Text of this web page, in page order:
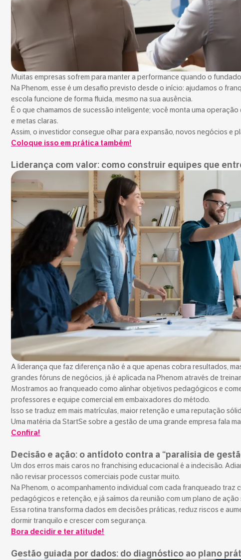
Muitas empresas sofrem para manter a performance quando o
Na Phenom, esse é um desafio previsto desde o início: ajudamos o
escola funcione de forma fluida, mesmo na sua ausência.
É o que chamamos de sucessão inteligente; você monta uma
e metas claras.
Assim, o investidor consegue olhar para expansão, novos negócios e
Coloque isso em prática também!
Liderança com valor: como construir equipes que
A liderança que faz diferença não é a que apenas cobra resultados,
grandes fóruns de negócios, já é aplicada na Phenom através de
Mostramos ao franqueado como alinhar objetivos pedagógicos e
professores e equipe comercial em embaixadores do método.
Isso se traduz em mais matrículas, maior retenção e uma reputação
Uma matéria da StartSe sobre a gestão de uma grande empresa fala
Confira!
Decisão e ação: o antídoto contra a “paralisia de
Um dos erros mais caros no franchising educacional é a indecisão.
não revisar processos comerciais pode custar muito.
Na Phenom, o acompanhamento individual com cada franqueado
pedagógicos e retenção, e já saímos da reunião com um plano de ação
Essa rotina transforma dados em decisões práticas, reduz riscos e
dormir tranquilo e crescer com segurança.
Bora decidir e ter atitude!
Gestão guiada por dados: do diagnóstico ao plano